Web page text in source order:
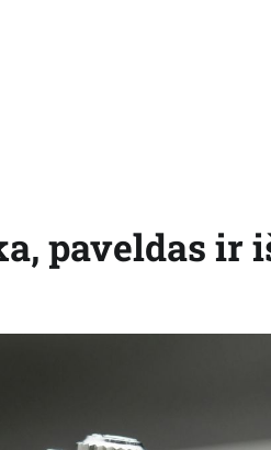
paveldas ir